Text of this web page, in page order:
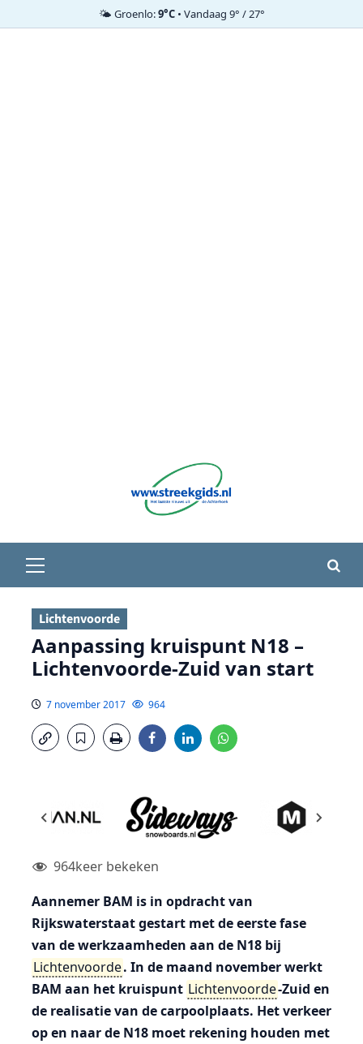
🌤️ Groenlo:9°C• Vandaag 9° / 27°
menu
Lichtenvoorde
Aanpassing kruispunt N18 –
Lichtenvoorde-Zuid van start
7 november 2017 964
964keer bekeken
Aannemer BAM is in opdracht van
Rijkswaterstaat gestart met de eerste fase
van de werkzaamheden aan de N18 bij
Lichtenvoorde. In de maand november werkt
BAM aan het kruispunt Lichtenvoorde-Zuid en
de realisatie van de carpoolplaats. Het verkeer
op en naar de N18 moet rekening houden met